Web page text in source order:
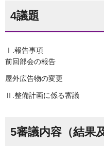
4議題
Ⅰ.報告事項
前回部会の報告
屋外広告物の変更
Ⅱ.整備計画に係る審議
5審議内容（結果